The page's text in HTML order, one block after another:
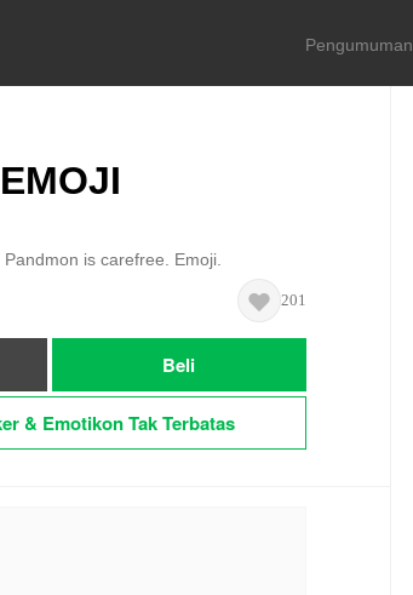
Pengumuman
is carefree. Emoji.
201
Beli
& Emotikon Tak Terbatas